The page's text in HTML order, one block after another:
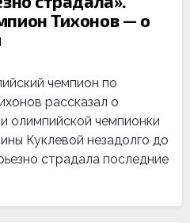
Тихонов — о
чемпион по
рассказал о
олимпийской чемпионки
Куклевой незадолго до
страдала последние